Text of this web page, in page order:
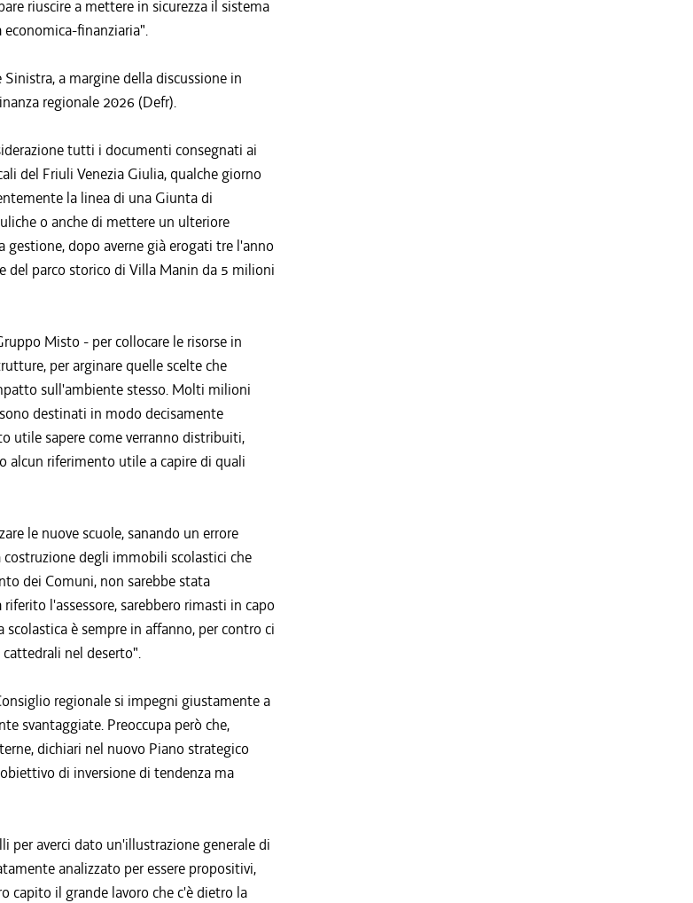
riuscire a mettere in sicurezza il sistema
finanziaria".
a margine della discussione in
regionale 2026 (Defr).
tutti i documenti consegnati ai
del Friuli Venezia Giulia, qualche giorno
la linea di una Giunta di
o anche di mettere un ulteriore
dopo averne già erogati tre l'anno
del parco storico di Villa Manin da 5 milioni
Misto - per collocare le risorse in
per arginare quelle scelte che
sull'ambiente stesso. Molti milioni
destinati in modo decisamente
utile sapere come verranno distribuiti,
alcun riferimento utile a capire di quali
le nuove scuole, sanando un errore
costruzione degli immobili scolastici che
dei Comuni, non sarebbe stata
l'assessore, sarebbero rimasti in capo
è sempre in affanno, per contro ci
nel deserto".
regionale si impegni giustamente a
svantaggiate. Preoccupa però che,
dichiari nel nuovo Piano strategico
di inversione di tendenza ma
per averci dato un'illustrazione generale di
analizzato per essere propositivi,
capito il grande lavoro che c'è dietro la